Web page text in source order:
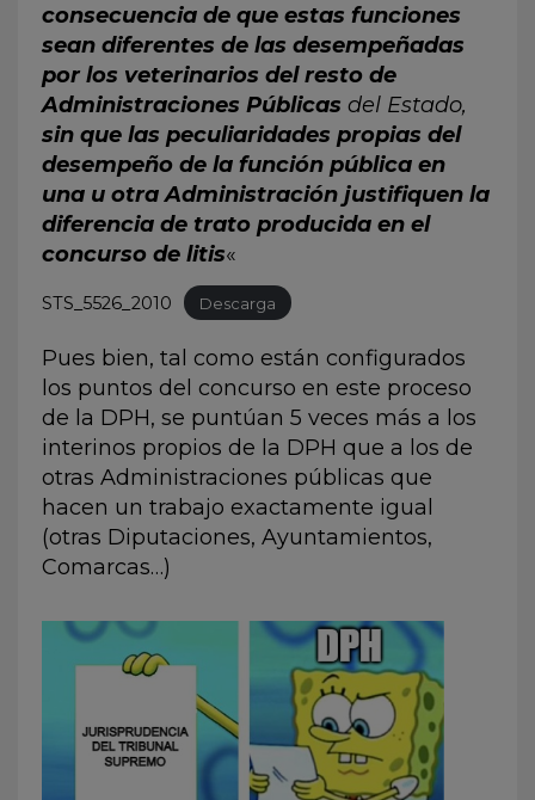
consecuencia de que estas funciones
sean diferentes de las desempeñadas
por los veterinarios del resto de
Administraciones Públicas del Estado,
sin que las peculiaridades propias del
desempeño de la función pública en
una u otra Administración justifiquen la
diferencia de trato producida en el
concurso de litis«
STS_5526_2010 Descarga
Pues bien, tal como están configurados
los puntos del concurso en este proceso
de la DPH, se puntúan 5 veces más a los
interinos propios de la DPH que a los de
otras Administraciones públicas que
hacen un trabajo exactamente igual
(otras Diputaciones, Ayuntamientos,
Comarcas…)